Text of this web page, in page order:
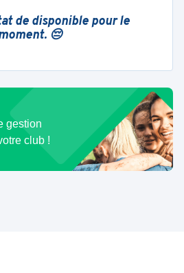
de disponible pour le
😔
gestion
club !